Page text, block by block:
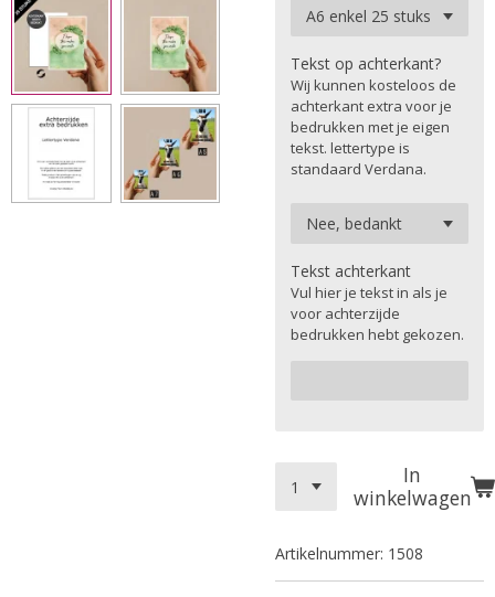
Tekst op achterkant?
Wij kunnen kosteloos de
achterkant extra voor je
bedrukken met je eigen
tekst. lettertype is
standaard Verdana.
Tekst achterkant
Vul hier je tekst in als je
voor achterzijde
bedrukken hebt gekozen.
In
winkelwagen
Artikelnummer: 1508